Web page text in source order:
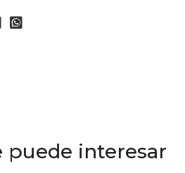
puede interesar